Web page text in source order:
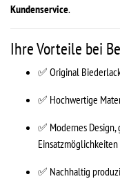
Kundenservice.
Ihre Vorteile bei
✅ Original
✅ Hochwertige
✅ Modernes
Einsatzmöglichkeiten
✅ Nachhaltig